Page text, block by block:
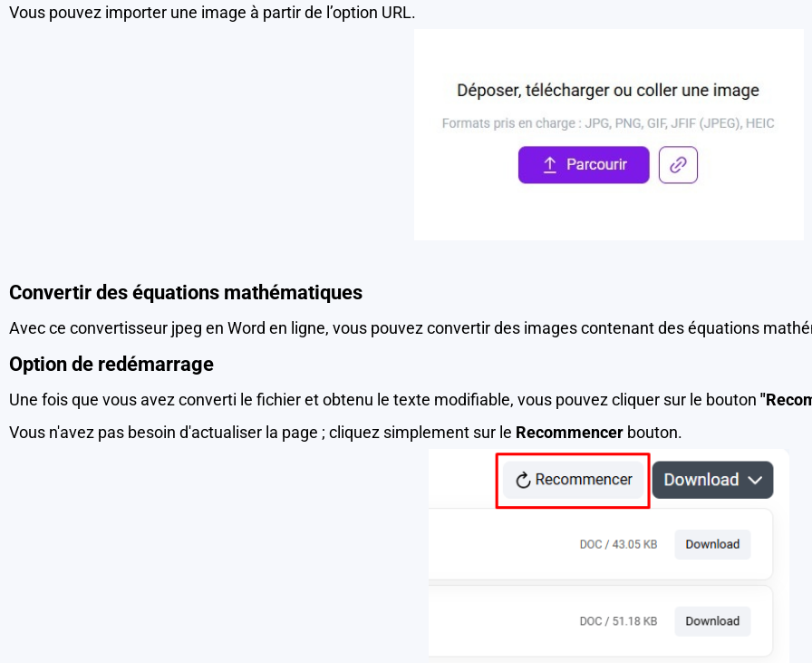
Vous pouvez importer une image à partir de l’option URL.
Convertir des équations mathématiques
Avec ce convertisseur jpeg en Word en ligne, vous pouvez convertir des images contenant des équations
Option de redémarrage
Une fois que vous avez converti le fichier et obtenu le texte modifiable, vous pouvez cliquer sur le bouton
Vous n'avez pas besoin d'actualiser la page ; cliquez simplement sur le Recommencer bouton.